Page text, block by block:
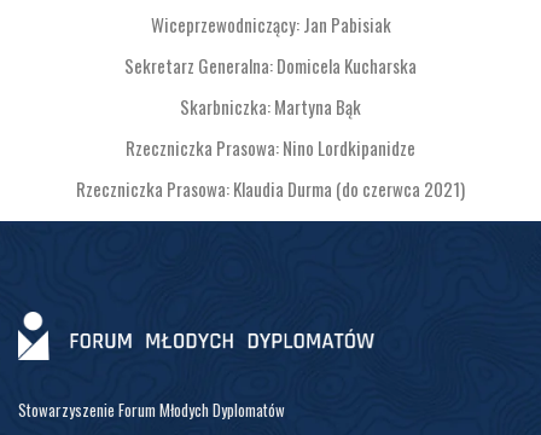
Wiceprzewodniczący: Jan Pabisiak
Sekretarz Generalna: Domicela Kucharska
Skarbniczka: Martyna Bąk
Rzeczniczka Prasowa: Nino Lordkipanidze
Rzeczniczka Prasowa: Klaudia Durma (do czerwca 2021)
Stowarzyszenie Forum Młodych Dyplomatów